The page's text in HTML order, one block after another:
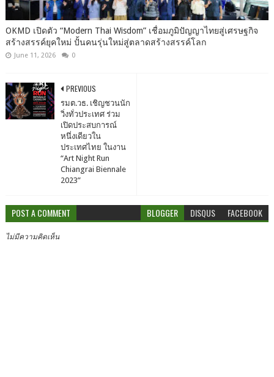
OKMD เปิดตัว “Modern Thai Wisdom” เชื่อมภูมิปัญญาไทยสู่เศรษฐกิจ
สร้างสรรค์ยุคใหม่ ปั้นคนรุ่นใหม่สู่ตลาดสร้างสรรค์โลก
June 11, 2026 0
PREVIOUS
รมต.วธ. เชิญชวนนัก
วิ่งทั่วประเทศ ร่วม
เปิดประสบการณ์
หนึ่งเดียวใน
ประเทศไทย ในงาน
“Art Night Run
Chiangrai Biennale
2023”
POST A COMMENT BLOGGER DISQUS FACEBOOK
ไม่มีความคิดเห็น